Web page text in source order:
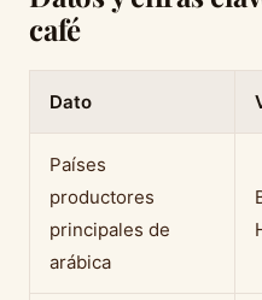
café
Dato
Países
productores
principales de
arábica